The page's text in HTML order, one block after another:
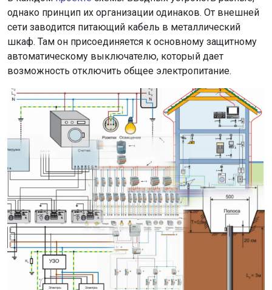
однако принцип их организации одинаков. От внешней
сети заводится питающий кабель в металлический
шкаф. Там он присоединяется к основному защитному
автоматическому выключателю, который дает
возможность отключить общее электропитание.